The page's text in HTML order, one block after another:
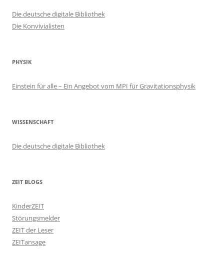
Die deutsche digitale Bibliothek
Die Konvivialisten
PHYSIK
Einstein für alle – Ein Angebot vom MPI für Gravitationsphysik
WISSENSCHAFT
Die deutsche digitale Bibliothek
ZEIT BLOGS
KinderZEIT
Störungsmelder
ZEIT der Leser
ZEITansage